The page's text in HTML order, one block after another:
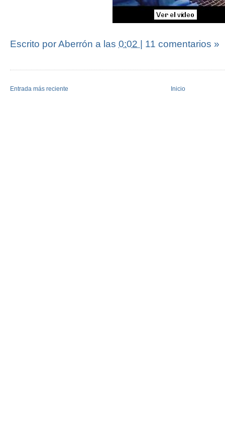
Escrito por Aberrón a las 0:02 | 11 comentarios »
Entrada más reciente Inicio